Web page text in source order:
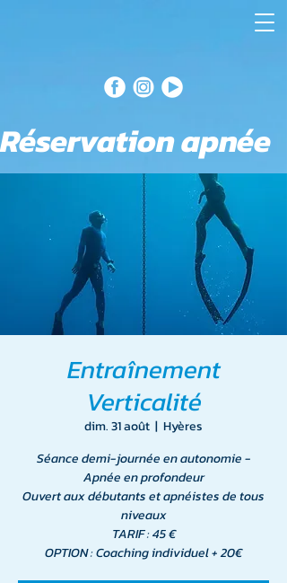
Réservation apnée
Entraînement
Verticalité
dim. 31 août
  |
Hyères
Séance demi-journée en autonomie -
Apnée en profondeur
Ouvert aux débutants et apnéistes de tous
niveaux
TARIF : 45 €
OPTION : Coaching individuel + 20€